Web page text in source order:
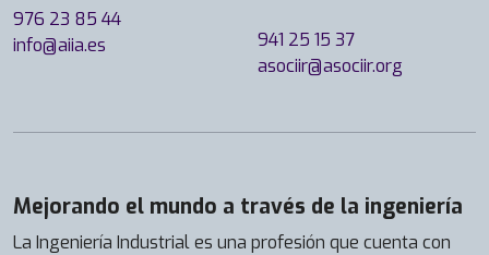
976 23 85 44
info@aiia.es
941 25 15 37
asociir@asociir.org
Mejorando el mundo a través de la ingeniería
La Ingeniería Industrial es una profesión que cuenta con